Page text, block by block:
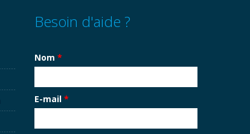
Besoin d'aide ?
Nom *
E-mail *